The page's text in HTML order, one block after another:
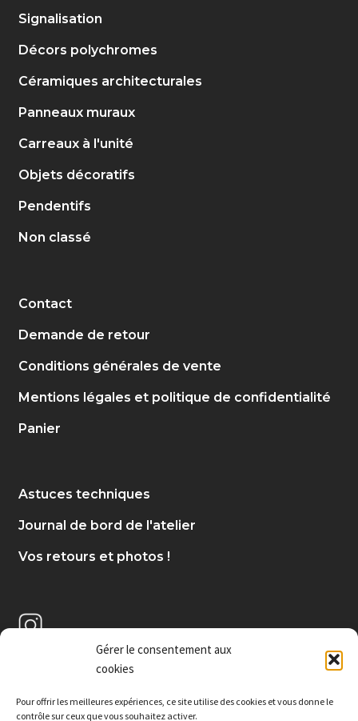
Gérer le consentement aux
cookies
Pour offrir les meilleures expériences, ce site utilise des cookies et vous donne le
contrôle sur ceux que vous souhaitez activer.
Signalisation
Décors polychromes
Céramiques architecturales
Panneaux muraux
Carreaux à l'unité
Objets décoratifs
Pendentifs
Non classé
Contact
Demande de retour
Conditions générales de vente
Mentions légales et politique de confidentialité
Panier
Astuces techniques
Journal de bord de l'atelier
Vos retours et photos !